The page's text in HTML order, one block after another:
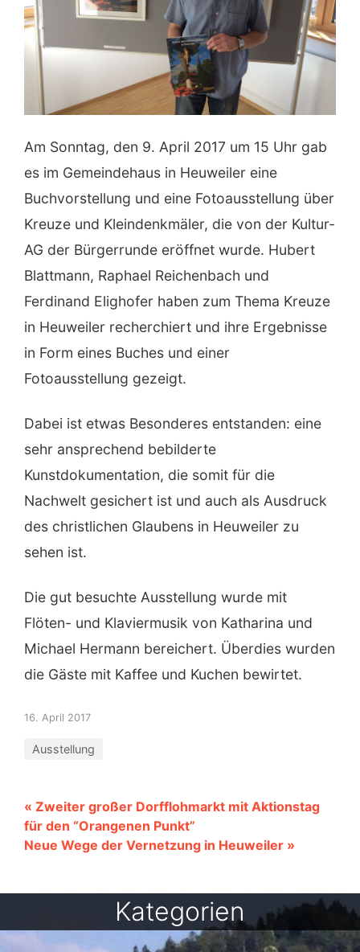
Am Sonntag, den 9. April 2017 um 15 Uhr gab
es im Gemeindehaus in Heuweiler eine
Buchvorstellung und eine Fotoausstellung über
Kreuze und Kleindenkmäler, die von der Kultur-
AG der Bürgerrunde eröffnet wurde. Hubert
Blattmann, Raphael Reichenbach und
Ferdinand Elighofer haben zum Thema Kreuze
in Heuweiler recherchiert und ihre Ergebnisse
in Form eines Buches und einer
Fotoausstellung gezeigt.
Dabei ist etwas Besonderes entstanden: eine
sehr ansprechend bebilderte
Kunstdokumentation, die somit für die
Nachwelt gesichert ist und auch als Ausdruck
des christlichen Glaubens in Heuweiler zu
sehen ist.
Die gut besuchte Ausstellung wurde mit
Flöten- und Klaviermusik von Katharina und
Michael Hermann bereichert. Überdies wurden
die Gäste mit Kaffee und Kuchen bewirtet.
16. April 2017
Ausstellung
« Zweiter großer Dorfflohmarkt mit Aktionstag
für den “Orangenen Punkt”
Neue Wege der Vernetzung in Heuweiler »
Kategorien